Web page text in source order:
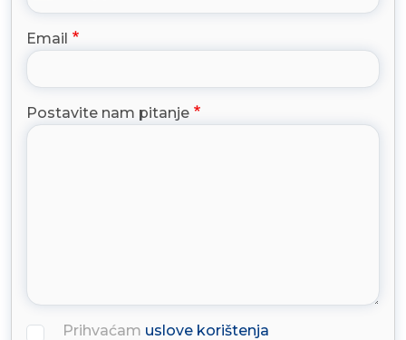
Email
Postavite nam pitanje
Prihvaćam uslove korištenja